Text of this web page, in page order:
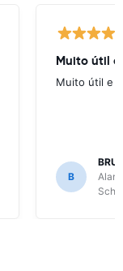
Muito útil
Muito útil e
B